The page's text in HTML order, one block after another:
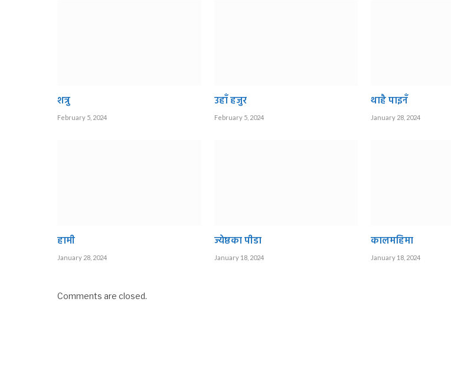
शत्रु
February 5, 2024
उहाँ हजुर
February 5, 2024
थाहै पाइनँ
January 28, 2024
हामी
January 28, 2024
ज्येष्ठका पीडा
January 18, 2024
कालमहिमा
January 18, 2024
Comments are closed.